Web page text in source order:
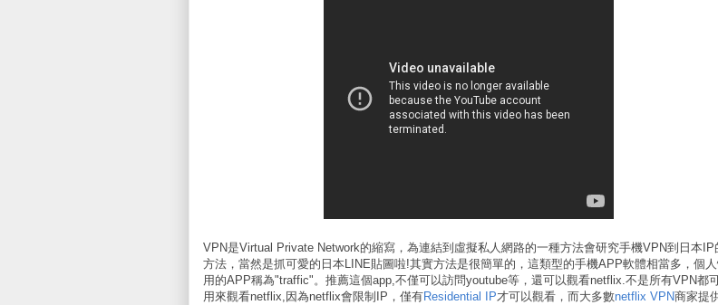
VPN是Virtual Private Network的縮寫，為連結到虛擬私人網路的一種方法會研究手機VPN到日本IP
方法，當然是抓可愛的日本LINE貼圖啦!其實方法是很簡單的，這類型的手機APP軟體相當多，個
用的APP稱為"traffic"。推薦這個app,不僅可以訪問youtube等，還可以觀看netflix.不是所有VPN都
用來觀看netflix,因為netflix會限制IP，僅有Residential IP才可以觀看，而大多數netflix VPN商家提